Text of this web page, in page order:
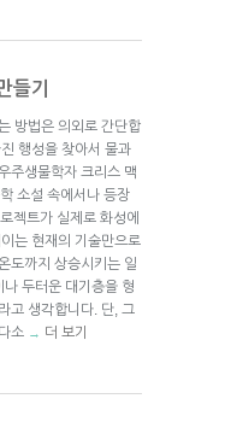
들기
방법은 의외로 간단합
행성을 찾아서 물과
주생물학자 크리스 맥
소설 속에서나 등장
젝트가 실제로 화성에
는 현재의 기술만으로
도까지 상승시키는 일
두터운 대기층을 형
고 생각합니다. 단, 그
소 → 더 보기